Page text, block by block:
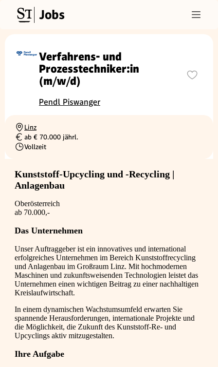
Jobs
Verfahrens- und
Prozesstechniker:in
(m/w/d)
Pendl Piswanger
Ortschaft
Linz
Gehalt
ab € 70.000 jährl.
Beschäftigungsart
Vollzeit
Kunststoff-Upcycling und -Recycling |
Anlagenbau
Oberösterreich
ab 70.000,-
Das Unternehmen
Unser Auftraggeber ist ein innovatives und international
erfolgreiches Unternehmen im Bereich Kunststoffrecycling
und Anlagenbau im Großraum Linz. Mit hochmodernen
Maschinen und zukunftsweisenden Technologien leistet das
Unternehmen einen wichtigen Beitrag zu einer nachhaltigen
Kreislaufwirtschaft.
In einem dynamischen Wachstumsumfeld erwarten Sie
spannende Herausforderungen, internationale Projekte und
die Möglichkeit, die Zukunft des Kunststoff-Re- und
Upcyclings aktiv mitzugestalten.
Ihre Aufgabe